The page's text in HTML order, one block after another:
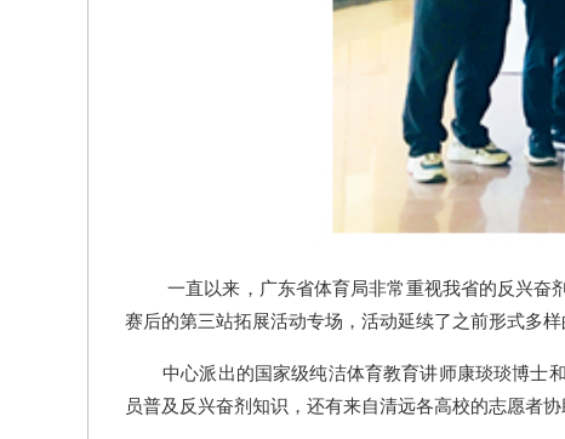
一直以来，广东省体育局非常重视我省的反兴奋
赛后的第三站拓展活动专场，活动延续了之前形式多
中心派出的国家级纯洁体育教育讲师康琰琰博士
员普及反兴奋剂知识，还有来自清远各高校的志愿者协